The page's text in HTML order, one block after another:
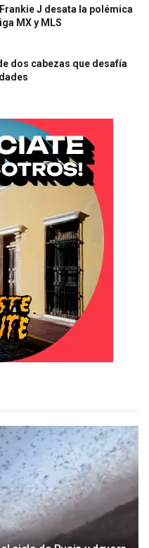
J desata la polémica
MX y MLS
dos cabezas que desafía